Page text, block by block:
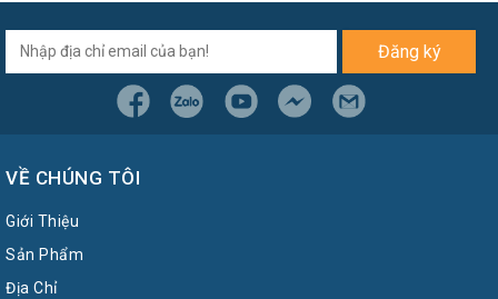
Đăng ký
VỀ CHÚNG TÔI
Giới Thiệu
Sản Phẩm
Địa Chỉ